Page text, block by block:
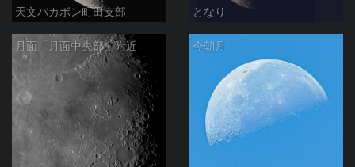
天文バカボン町田支部 となり
月面「月面中央部」附近 今朝月